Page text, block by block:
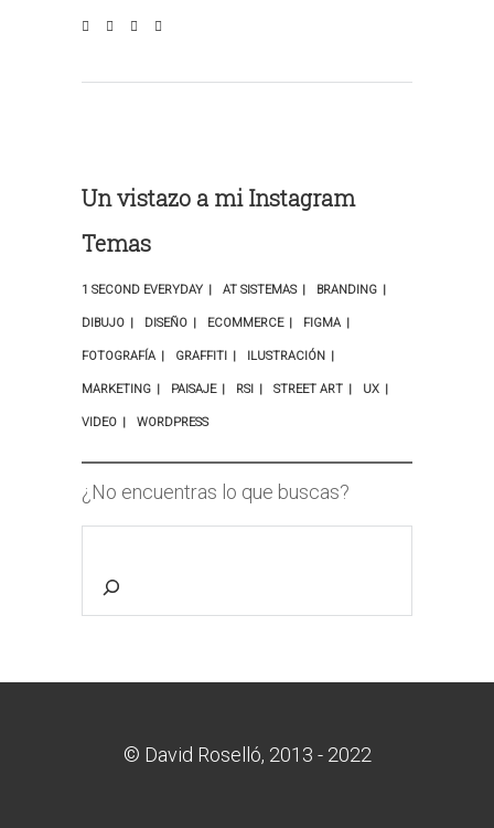
Un vistazo a mi Instagram
Temas
1 SECOND EVERYDAY AT SISTEMAS BRANDING
DIBUJO DISEÑO ECOMMERCE FIGMA
FOTOGRAFÍA GRAFFITI ILUSTRACIÓN
MARKETING PAISAJE RSI STREET ART UX
VIDEO WORDPRESS
¿No encuentras lo que buscas?
© David Roselló, 2013 - 2022